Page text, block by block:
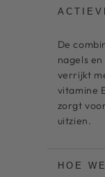
de
a
das
unhas
56
De
nagels
verrijkt
vitamine
zorgt
uitzien.
HOE